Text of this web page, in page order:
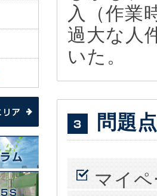
入（作業
過大な人
いた。
問題点
マイ